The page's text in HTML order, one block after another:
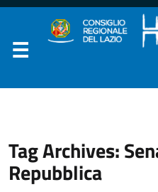
Tag Archives:
Repubblica